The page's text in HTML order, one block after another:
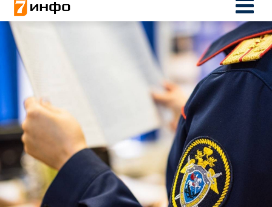
Политика
Новости мира
ПОИСК ПО САЙТУ